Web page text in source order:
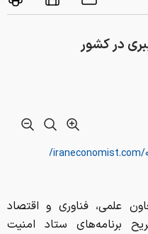
علمی، فناوری و اقتصاد
برنامه‌های ستاد امنیت